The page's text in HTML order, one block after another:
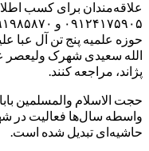
علاقه‌مندان برای کسب
حوزه علمیه پنج تن آل عبا
الله سعیدی شهرک ولیعصر
پژاند، مراجعه کنند.
حجت الاسلام والمسلمین
واسطه سال‌ها فعالیت در
حاشیه‌ای تبدیل شده است.